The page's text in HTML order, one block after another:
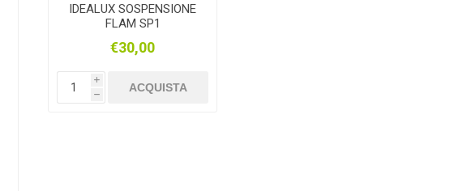
IDEALUX SOSPENSIONE
FLAM SP1
€30,00
i
h
ACQUISTA